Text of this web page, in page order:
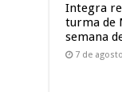
Integra
turma de
semana
7 de